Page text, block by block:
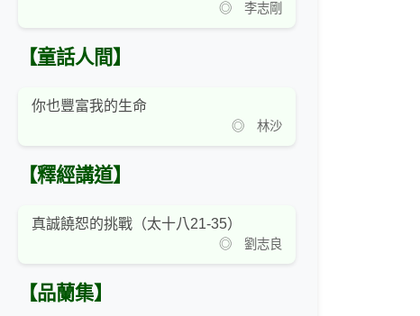
◎ 李志剛
【童話人間】
你也豐富我的生命
◎ 林沙
【釋經講道】
真誠饒恕的挑戰（太十八21-35）
◎ 劉志良
【品蘭集】